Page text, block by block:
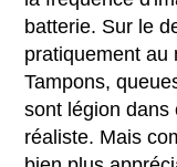
batterie. Sur le
pratiquement au
Tampons,
sont légion dans
réaliste. Mais